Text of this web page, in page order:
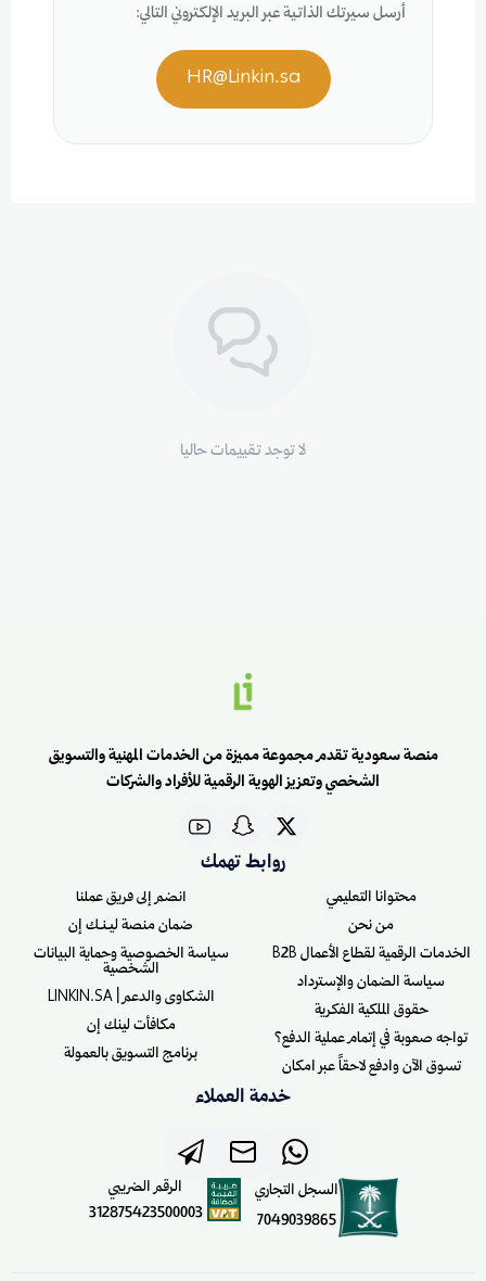
أرسل سيرتك الذاتية عبر البريد الإلكتروني التالي:
HR@Linkin.sa
لا توجد تقييمات حاليا
منصة سعودية تقدم مجموعة مميزة من الخدمات المهنية والتسويق
الشخصي وتعزيز الهوية الرقمية للأفراد والشركات
روابط تهمك
محتوانا التعليمي
من نحن
الخدمات الرقمية لقطاع الأعمال B2B
سياسة الضمان والإسترداد
حقوق الملكية الفكرية
تواجه صعوبة في إتمام عملية الدفع؟
تسوق الآن وادفع لاحقاً عبر امكان
انضم إلى فريق عملنا
ضمان منصة ليـنـك إن
سياسة الخصوصية وحماية البيانات
الشخصية
الشكاوى والدعم | LINKIN.SA
مكافأت لينك إن
برنامج التسويق بالعمولة
خدمة العملاء
السجل التجاري
7049039865
الرقم الضريبي
312875423500003